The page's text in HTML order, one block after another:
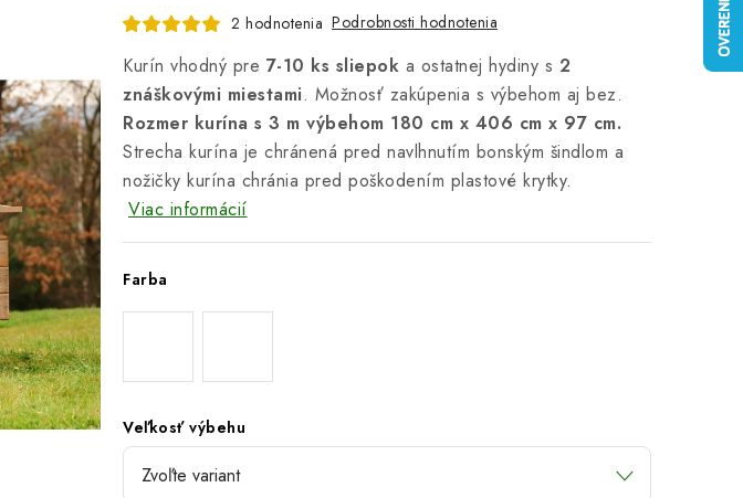
2 hodnotenia Podrobnosti hodnotenia
Kurín vhodný pre 7-10 ks sliepok a ostatnej hydiny s 2
znáškovými miestami. Možnosť zakúpenia s výbehom aj bez.
Rozmer kurína s 3 m výbehom 180 cm x 406 cm x 97 cm.
Strecha kurína je chránená pred navlhnutím bonským šindlom a
nožičky kurína chránia pred poškodením plastové krytky.
Viac informácií
Farba
Veľkosť výbehu